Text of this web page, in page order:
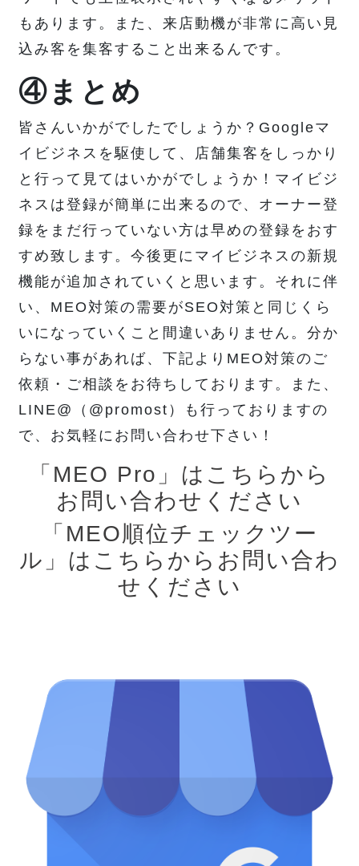
もあります。また、来店動機が非常に高い見
込み客を集客すること出来るんです。
④まとめ
皆さんいかがでしたでしょうか？Googleマ
イビジネスを駆使して、店舗集客をしっかり
と行って見てはいかがでしょうか！マイビジ
ネスは登録が簡単に出来るので、オーナー登
録をまだ行っていない方は早めの登録をおす
すめ致します。今後更にマイビジネスの新規
機能が追加されていくと思います。それに伴
い、MEO対策の需要がSEO対策と同じくら
いになっていくこと間違いありません。分か
らない事があれば、下記よりMEO対策のご
依頼・ご相談をお待ちしております。また、
LINE@（@promost）も行っておりますの
で、お気軽にお問い合わせ下さい！
「MEO Pro」はこちらから
お問い合わせください
「MEO順位チェックツー
ル」はこちらからお問い合わ
せください